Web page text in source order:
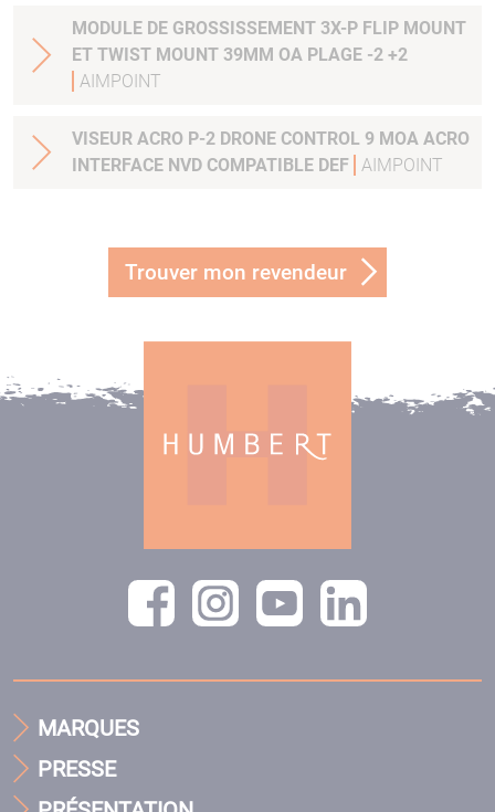
MODULE DE GROSSISSEMENT 3X-P FLIP MOUNT
ET TWIST MOUNT 39MM OA PLAGE -2 +2
AIMPOINT
VISEUR ACRO P-2 DRONE CONTROL 9 MOA ACRO
INTERFACE NVD COMPATIBLE DEF AIMPOINT
Trouver mon revendeur
MARQUES
PRESSE